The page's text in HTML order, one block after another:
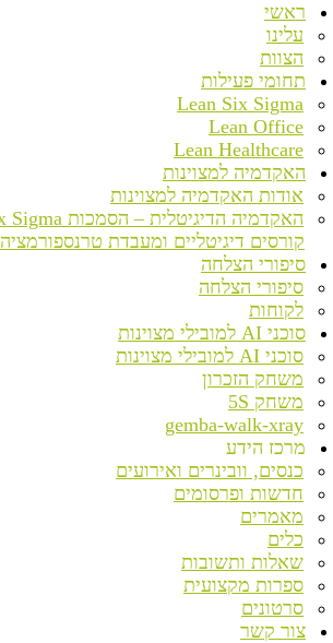
ראשי
עלינו
הצוות
תחומי פעילות
Lean Six Sigma
Lean Office
Lean Healthcare
האקדמיה למצוינות
אודות האקדמיה למצוינות
קורסים דיגיטליים ומעבדת טרנספורמציה
סיפורי הצלחה
סיפורי הצלחה
לקוחות
סוכני AI למובילי מצוינות
סוכני AI למובילי מצוינות
משחק הזכרון
משחק 5S
gemba-walk-xray
מרכז הידע
כנסים, וובינרים ואירועים
חדשות ופרסומים
מאמרים
כלים
שאלות ותשובות
ספרות מקצועית
סרטונים
צור קשר